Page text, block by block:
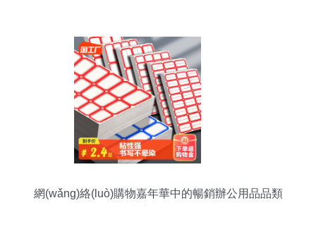
網(wǎng)絡(luò)購物嘉年華中的暢銷辦公用品品類